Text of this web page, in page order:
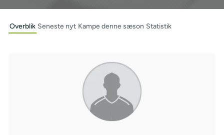
Overblik Seneste nyt Kampe denne sæson Statistik